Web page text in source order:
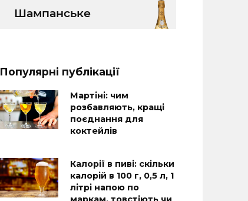
Шампанське
Популярні публікації
Мартіні: чим
розбавляють, кращі
поєднання для
коктейлів
Калорії в пиві: скільки
калорій в 100 г, 0,5 л, 1
літрі напою по